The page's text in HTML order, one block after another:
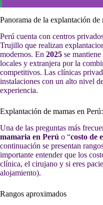
Panorama de la explantación de
Perú cuenta con centros
Trujillo que realizan
modernos. En 2025 se
locales y extranjera por la
competitivos. Las clínicas
instalaciones con un alto nivel
experiencia.
Explantación de mamas en
Una de las preguntas más
mamaria en Perú o “costo de
continuación se presentan
importante entender que los
clínica, el cirujano y si eres
alojamiento).
Rangos aproximados